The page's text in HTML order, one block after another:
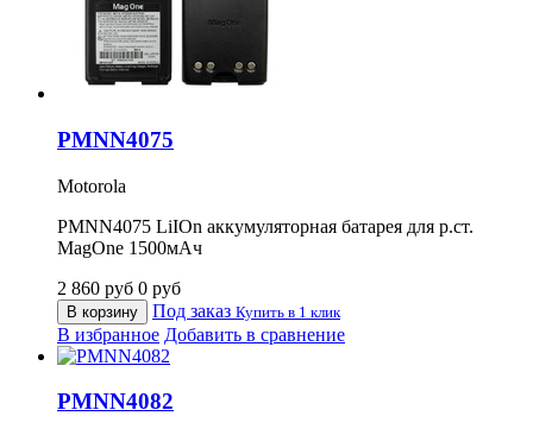
PMNN4075
Motorola
PMNN4075 LiIOn аккумуляторная батарея для р.ст.
MagOne 1500мАч
2 860 руб 0 руб
В корзину Под заказ Купить в 1 клик
В избранное Добавить в сравнение
PMNN4082